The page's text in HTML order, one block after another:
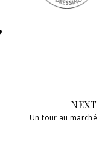
NEXT
Un tour au marché